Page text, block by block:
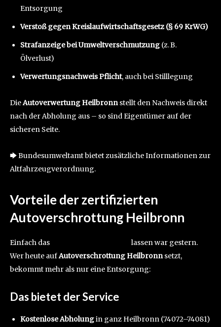
Entsorgung
Verstoß gegen Kreislaufwirtschaftsgesetz (§ 69 KrWG)
Strafanzeige bei Umweltverschmutzung (z. B.
Ölverlust)
Verwertungsnachweis Pflicht, auch bei Stilllegung
DieAutoverwertung Heilbronnstellt den Nachweis direkt
nach der Abholung aus – so sind Eigentümer auf der
sicheren Seite.
🡆 Bundesumweltamt bietet zusätzliche Informationen zur
Altfahrzeugverordnung.
Vorteile der zertifizierten
Autoverschrottung Heilbronn
Einfach das
lassen war gestern.
Wer heute aufAutoverschrottung Heilbronnsetzt,
bekommt mehr als nur eine Entsorgung:
Das bietet der Service
Kostenlose Abholungin ganz Heilbronn (74072–74081)